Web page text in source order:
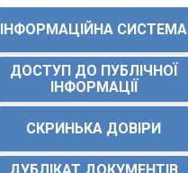
ІНФОРМАЦІЙНА СИСТЕМА
ДОСТУП ДО ПУБЛІЧНОЇ
ІНФОРМАЦІЇ
СКРИНЬКА ДОВІРИ